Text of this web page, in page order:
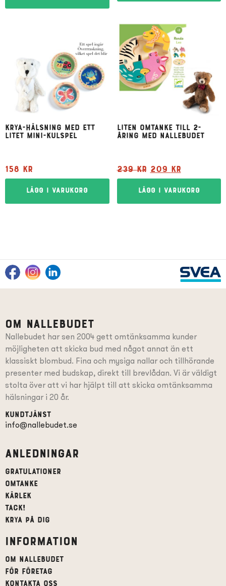
Krya-hälsning med ett
litet mini-kulspel
158 kr
Lägg i varukorg
Liten omtanke till 2-
åring med Nallebudet
239kr 209 kr
Lägg i varukorg
Om Nallebudet
Nallebudet har sen 2004 gett omtänksamma kunder
möjligheten att skicka bud med något annat än ett
klassiskt blombud. Fina och mysiga nallar och tillhörande
presentermed budskap, direkt till brevlådan. Vi är väldigt
stolta över att vi har hjälpt till att skicka omtänksamma
hälsningar i 20 år.
Kundtjänst
info@nallebudet.se
Anledningar
Gratulationer
Omtanke
Kärlek
Tack!
Krya på dig
Information
Om Nallebudet
För företag
Kontakta oss